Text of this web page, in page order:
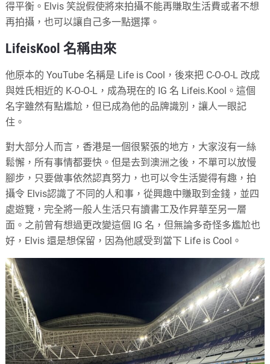
得平衡。Elvis 笑說假使將來拍攝不能再賺取生活費或者不想
再拍攝，也可以讓自己多一點選擇。
LifeisKool 名稱由來
他原本的 YouTube 名稱是 Life is Cool，後來把 C-O-O-L 改成
與姓氏相近的 K-O-O-L，成為現在的 IG 名 Lifeis.Kool。這個
名字雖然有點尷尬，但已成為他的品牌識別，讓人一眼記
住。
對大部分人而言，香港是一個很緊張的地方，大家沒有一絲
鬆懈，所有事情都要快。但是去到澳洲之後，不單可以放慢
腳步，只要做事依然認真努力，也可以令生活變得有趣，拍
攝令 Elvis認識了不同的人和事，從興趣中賺取到金錢，並四
處遊覽，完全將一般人生活只有讀書工及作昇華至另一層
面。之前曾有想過更改變這個 IG 名，但無論多奇怪多尷尬也
好，Elvis 還是想保留，因為他感受到當下 Life is Cool。